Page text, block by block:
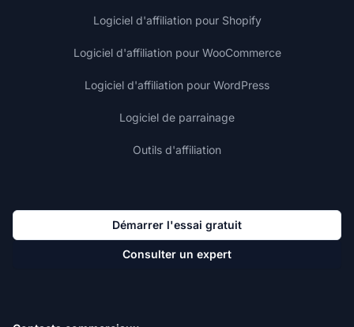
Logiciel d'affiliation pour Shopify
Logiciel d'affiliation pour WooCommerce
Logiciel d'affiliation pour WordPress
Logiciel de parrainage
Outils d'affiliation
Démarrer l'essai gratuit
Consulter un expert